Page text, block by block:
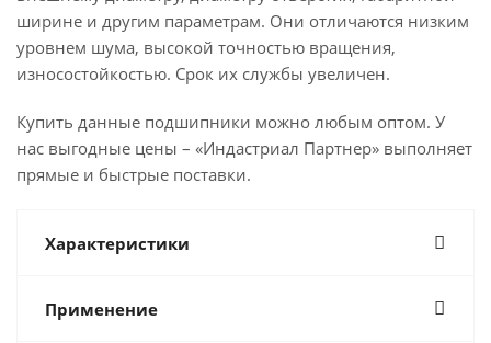
ширине и другим параметрам. Они отличаются низким
уровнем шума, высокой точностью вращения,
износостойкостью. Срок их службы увеличен.
Купить данные подшипники можно любым оптом. У
нас выгодные цены – «Индастриал Партнер» выполняет
прямые и быстрые поставки.
Характеристики
Применение